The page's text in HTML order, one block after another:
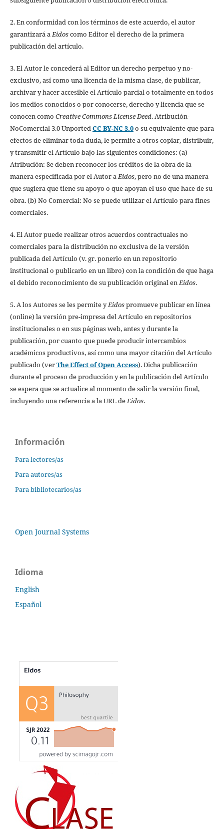
2. En conformidad con los términos de este acuerdo, el autor
garantizará aEidoscomo Editor el derecho de la primera
publicación del artículo.
3. El Autor le concederá al Editor un derecho perpetuo y no-
exclusivo, así como una licencia de la misma clase, de publicar,
archivar y hacer accesible el Artículo parcial o totalmente en todos
los medios conocidos o por conocerse, derecho y licencia que se
conocen como Creative Commons License Deed. Atribución-
NoComercial 3.0 UnportedCC BY-NC 3.0o su equivalente que para
efectos de eliminar toda duda, le permite a otros copiar, distribuir,
y transmitir el Artículo bajo las siguientes condiciones: (a)
Atribución: Se deben reconocer los créditos de la obra de la
manera especificada por el Autor aEidos, pero no de una manera
que sugiera que tiene su apoyo o que apoyan el uso que hace de su
obra. (b) No Comercial: No se puede utilizar el Artículo para fines
comerciales.
4. El Autor puede realizar otros acuerdos contractuales no
comerciales para la distribución no exclusiva de la versión
publicada del Artículo (v. gr. ponerlo en un repositorio
institucional o publicarlo en un libro) con la condición de que haga
el debido reconocimiento de su publicación original enEidos.
5. A los Autores se les permite yEidospromueve publicar en línea
(online) la versión pre-impresa del Artículo en repositorios
institucionales o en sus páginas web, antes y durante la
publicación, por cuanto que puede producir intercambios
académicos productivos, así como una mayor citación del Artículo
publicado (verThe Effect of Open Access). Dicha publicación
durante el proceso de producción y en la publicación del Artículo
se espera que se actualice al momento de salir la versión final,
incluyendo una referencia a la URL deEidos.
Información
Para lectores/as
Para autores/as
Para bibliotecarios/as
Open Journal Systems
Idioma
English
Español